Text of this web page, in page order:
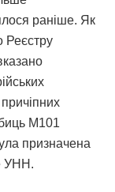
раніше. Як
Реєстру
M101
призначена
УНН.